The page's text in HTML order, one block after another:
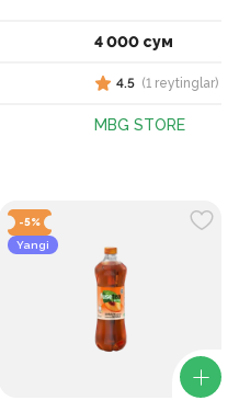
4 000 сум
4.5 (1 reytinglar)
MBG STORE
-5%
Yangi